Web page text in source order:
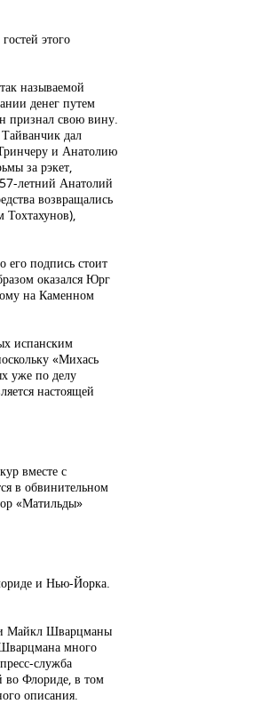
этого
называемой
денег путем
признал свою вину.
дал
и Анатолию
за рэкет,
летний Анатолий
возвращались
его подпись стоит
оказался Юрг
на Каменном
испанским
«Михась
уже по делу
настоящей
вместе с
в обвинительном
«Матильды»
и Нью-Йорка.
и Майкл Шварцманы
много
служба
во Флориде, в том
описания.